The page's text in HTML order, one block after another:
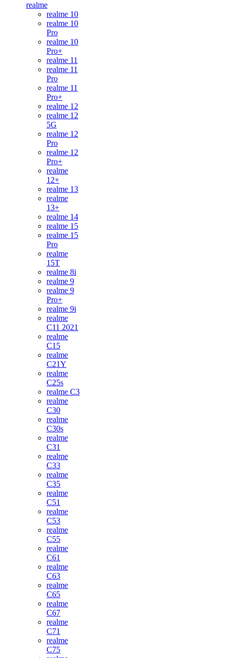
realme
realme 10
realme 10
Pro
realme 10
Pro+
realme 11
realme 11
Pro
realme 11
Pro+
realme 12
realme 12
5G
realme 12
Pro
realme 12
Pro+
realme
12+
realme 13
realme
13+
realme 14
realme 15
realme 15
Pro
realme
15T
realme 8i
realme 9
realme 9
Pro+
realme 9i
realme
C11 2021
realme
C15
realme
C21Y
realme
C25s
realme C3
realme
C30
realme
C30s
realme
C31
realme
C33
realme
C35
realme
C51
realme
C53
realme
C55
realme
C61
realme
C63
realme
C65
realme
C67
realme
C71
realme
C75